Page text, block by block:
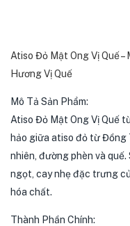
Atiso Đỏ Mật Ong Vị Quế
Hương Vị Quế
Mô Tả Sản Phẩm:
Atiso Đỏ Mật Ong Vị Quế
hảo giữa atiso đỏ từ Đồng
nhiên, đường phèn và
ngọt, cay nhẹ đặc trưng
hóa chất.
Thành Phần Chính: